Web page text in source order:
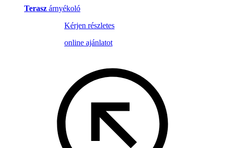
Terasz árnyékoló
Kérjen részletes
online ajánlatot